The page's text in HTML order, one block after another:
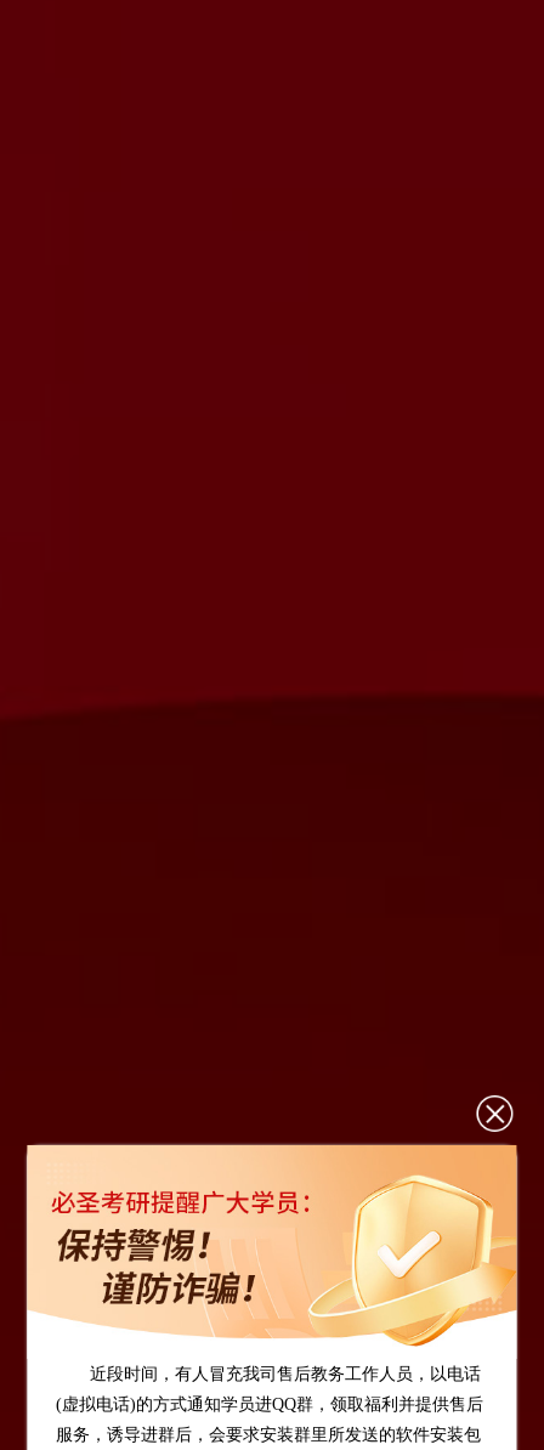
近段时间，有人冒充我司售后教务工作人员，以电话
(虚拟电话)的方式通知学员进QQ群，领取福利并提供售后
服务，诱导进群后，会要求安装群里所发送的软件安装包